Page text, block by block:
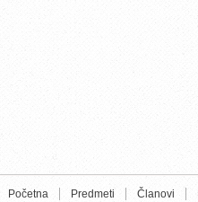
Početna Predmeti Članovi